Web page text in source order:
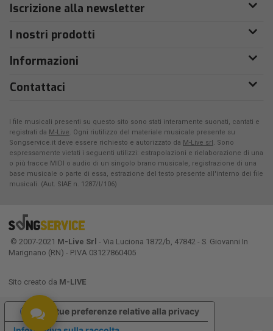
Iscrizione alla newsletter
I nostri prodotti
Informazioni
Contattaci
I file musicali presenti su questo sito sono stati interamente suonati, cantati e
registrati da M-Live. Ogni riutilizzo del materiale musicale presente su
Songservice.it deve essere richiesto e autorizzato da M-Live srl. Sono
espressamente vietati i seguenti utilizzi: estrapolazioni e rielaborazione di una
o più tracce MIDI o audio di un singolo brano musicale, registrazione di una
base musicale o parte di essa, estrazione del testo presente all'interno dei file
musicali. (Aut. SIAE n. 1287/I/106)
© 2007-2021 M-Live Srl - Via Luciona 1872/b, 47842 - S. Giovanni In
Marignano (RN) - P.IVA 03127860405
Sito creato da M-LIVE
Le tue preferenze relative alla privacy